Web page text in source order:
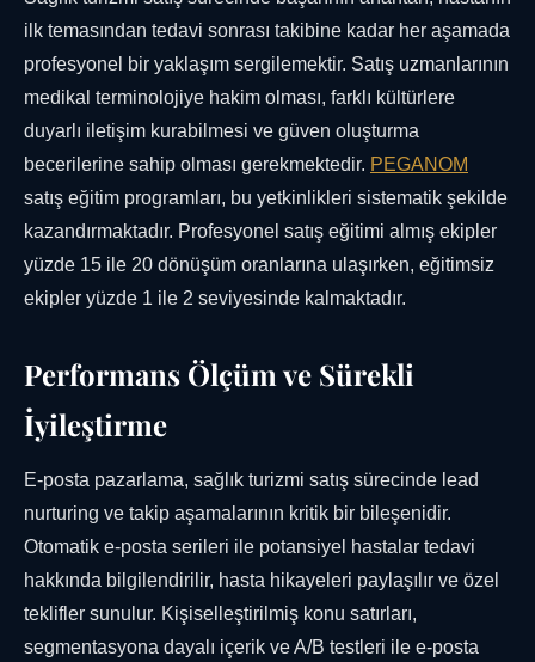
ilk temasından tedavi sonrası takibine kadar her aşamada
profesyonel bir yaklaşım sergilemektir. Satış uzmanlarının
medikal terminolojiye hakim olması, farklı kültürlere
duyarlı iletişim kurabilmesi ve güven oluşturma
becerilerine sahip olması gerekmektedir. PEGANOM
satış eğitim programları, bu yetkinlikleri sistematik şekilde
kazandırmaktadır. Profesyonel satış eğitimi almış ekipler
yüzde 15 ile 20 dönüşüm oranlarına ulaşırken, eğitimsiz
ekipler yüzde 1 ile 2 seviyesinde kalmaktadır.
Performans Ölçüm ve Sürekli
İyileştirme
E-posta pazarlama, sağlık turizmi satış sürecinde lead
nurturing ve takip aşamalarının kritik bir bileşenidir.
Otomatik e-posta serileri ile potansiyel hastalar tedavi
hakkında bilgilendirilir, hasta hikayeleri paylaşılır ve özel
teklifler sunulur. Kişiselleştirilmiş konu satırları,
segmentasyona dayalı içerik ve A/B testleri ile e-posta